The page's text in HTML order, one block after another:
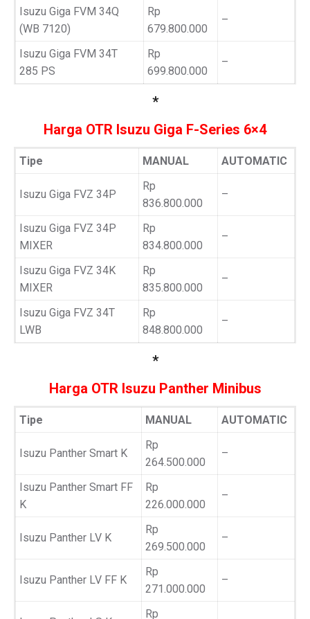
Isuzu Giga FVM 34Q
(WB 7120)
Rp
679.800.000
–
Isuzu Giga FVM 34T
285 PS
Rp
699.800.000
–
*
Harga OTR Isuzu Giga F-Series 6×4
Tipe MANUAL AUTOMATIC
Isuzu Giga FVZ 34P
Rp
836.800.000
–
Isuzu Giga FVZ 34P
MIXER
Rp
834.800.000
–
Isuzu Giga FVZ 34K
MIXER
Rp
835.800.000
–
Isuzu Giga FVZ 34T
LWB
Rp
848.800.000
–
*
Harga OTR Isuzu Panther Minibus
Tipe MANUAL AUTOMATIC
Isuzu Panther Smart K
Rp
264.500.000
–
Isuzu Panther Smart FF
K
Rp
226.000.000
–
Isuzu Panther LV K
Rp
269.500.000
–
Isuzu Panther LV FF K
Rp
271.000.000
–
Rp